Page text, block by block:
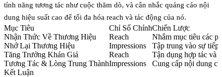
tính năng tương tác như cuộc thăm dò, và cân nhắc quảng cáo nội
dung hiệu suất cao để tối đa hóa reach và tác động của nó.
Mục Tiêu Chỉ Số ChínhChiến Lược
Nhận Thức Về Thương Hiệu
Reach
Nhắm mục tiêu các
Nhớ Lại Thương Hiệu
Impressions
Tập trung vào sự tiếp
Tăng Trưởng Khán Giả
Reach
Tận dụng hợp tác và
Tương Tác & Lòng Trung ThànhImpressions
Cung cấp nội dung
Kết Luận